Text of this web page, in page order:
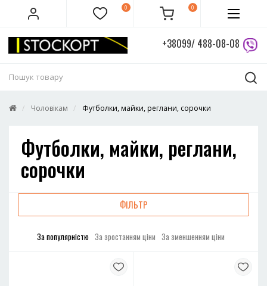
0 0
+38099/ 488-08-08
Чоловікам Футболки, майки, реглани, сорочки
Футболки, майки, реглани,
сорочки
ФІЛЬТР
За популярністю За зростанням ціни За зменшенням ціни